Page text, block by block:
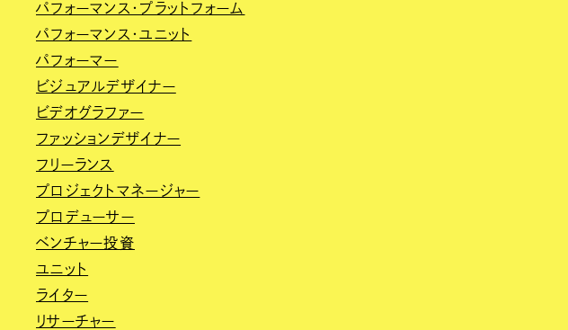
パフォーマンス・プラットフォーム
パフォーマンス・ユニット
パフォーマー
ビジュアルデザイナー
ビデオグラファー
ファッションデザイナー
フリーランス
プロジェクトマネージャー
プロデューサー
ベンチャー投資
ユニット
ライター
リサーチャー